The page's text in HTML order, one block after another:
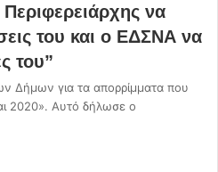
να
του και ο ΕΔΣΝΑ να
του”
Δήμων για τα απορρίμματα που
2020». Αυτό δήλωσε ο